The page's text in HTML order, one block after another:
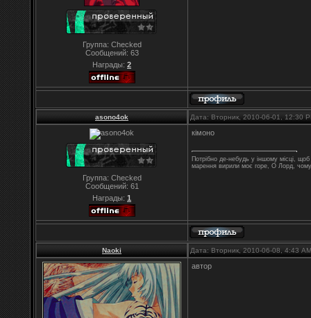
Группа: Checked
Сообщений: 63
Награды: 2
asono4ok Дата: Вторник, 2010-06-01, 12:30
Группа: Checked
Сообщений: 61
Награды: 1
кімоно
Потрібно де-небудь у іншому місці,
марення вирили моє горе, О Лорд,
Naoki Дата: Вторник, 2010-06-08, 4:43
автор